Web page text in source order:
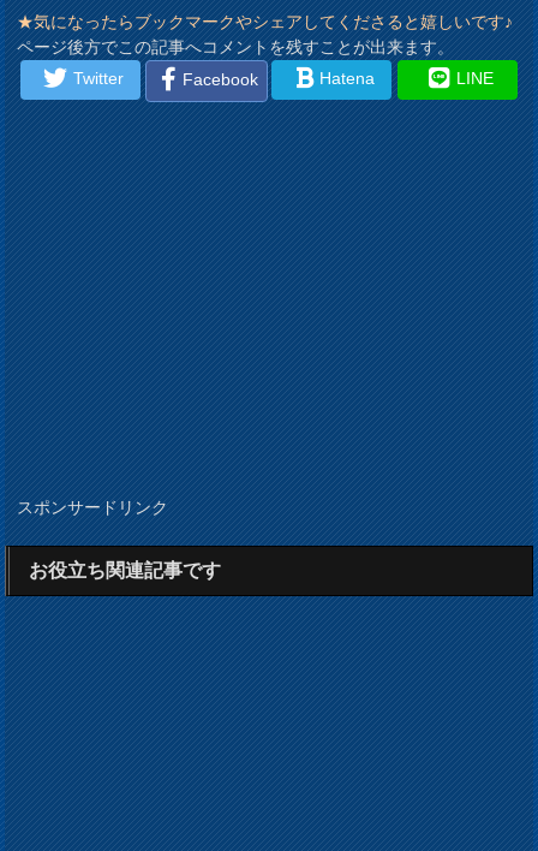
★気になったらブックマークやシェアしてくださると嬉しいです♪
ページ後方でこの記事へコメントを残すことが出来ます。
Twitter
Facebook Hatena LINE
スポンサードリンク
お役立ち関連記事です